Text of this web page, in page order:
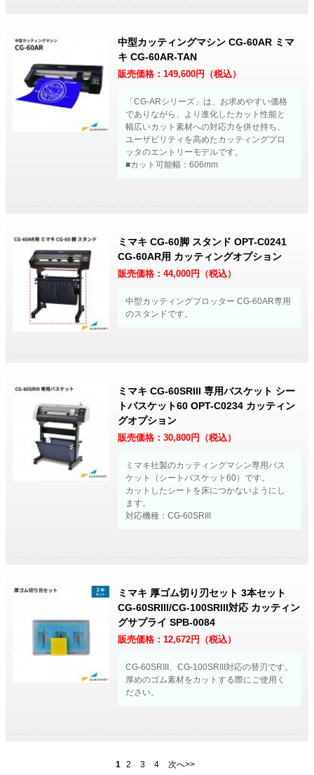
中型カッティングマシン CG-60AR ミマ
キ CG-60AR-TAN
販売価格：149,600円（税込）
「CG-ARシリーズ」は、お求めやすい価格
でありながら、より進化したカット性能と
幅広いカット素材への対応力を併せ持ち、
ユーザビリティを高めたカッティングプロ
ッタのエントリーモデルです。
■カット可能幅：606mm
ミマキ CG-60脚 スタンド OPT-C0241
CG-60AR用 カッティングオプション
販売価格：44,000円（税込）
中型カッティングプロッター CG-60AR専用
のスタンドです。
ミマキ CG-60SRIII 専用バスケット シー
トバスケット60 OPT-C0234 カッティン
グオプション
販売価格：30,800円（税込）
ミマキ社製のカッティングマシン専用バス
ケット（シートバスケット60）です。
カットしたシートを床につかないようにし
ます。
対応機種：CG-60SRIII
ミマキ 厚ゴム切り刃セット 3本セット
CG-60SRIII/CG-100SRIII対応 カッティン
グサプライ SPB-0084
販売価格：12,672円（税込）
CG-60SRIII、CG-100SRIII対応の替刃です。
厚めのゴム素材をカットする際にご使用く
ださい。
1 2 3 4 次へ>>